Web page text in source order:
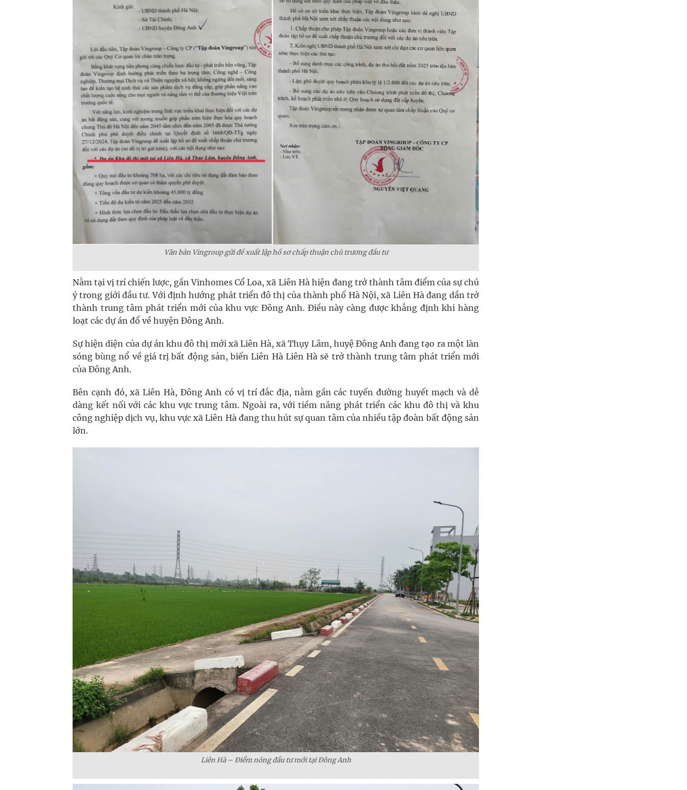
Văn bản Vingroup gửi đề xuất lập hồ sơ chấp thuận chủ trương đầu tư
Nằm tại vị trí chiến lược, gần Vinhomes Cổ Loa, xã Liên Hà hiện đang trở thành tâm điểm của sự chú
ý trong giới đầu tư. Với định hướng phát triển đô thị của thành phố Hà Nội, xã Liên Hà đang dần trở
thành trung tâm phát triển mới của khu vực Đông Anh. Điều này càng được khẳng định khi hàng
loạt các dự án đổ về huyện Đông Anh.
Sự hiện diện của dự án khu đô thị mới xã Liên Hà, xã Thụy Lâm, huyệ Đông Anh đang tạo ra một làn
sóng bùng nổ về giá trị bất động sản, biến Liên Hà Liên Hà sẽ trở thành trung tâm phát triển mới
của Đông Anh.
Bên cạnh đó, xã Liên Hà, Đông Anh có vị trí đắc địa, nằm gần các tuyến đường huyết mạch và dễ
dàng kết nối với các khu vực trung tâm. Ngoài ra, với tiềm năng phát triển các khu đô thị và khu
công nghiệp dịch vụ, khu vực xã Liên Hà đang thu hút sự quan tâm của nhiều tập đoàn bất động sản
lớn.
Liên Hà – Điểm nóng đầu tư mới tại Đông Anh